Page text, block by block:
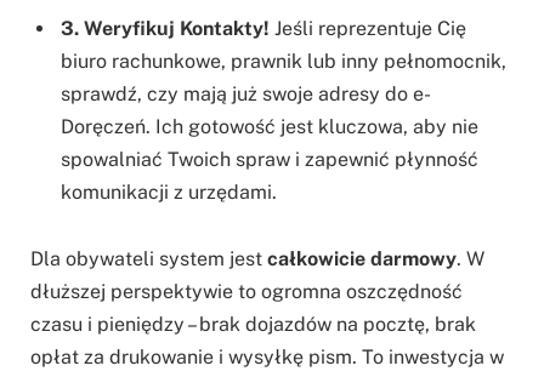
3. Weryfikuj Kontakty! Jeśli reprezentuje Cię
biuro rachunkowe, prawnik lub inny pełnomocnik,
sprawdź, czy mają już swoje adresy do e-
Doręczeń. Ich gotowość jest kluczowa, aby nie
spowalniać Twoich spraw i zapewnić płynność
komunikacji z urzędami.
Dla obywateli system jest całkowicie darmowy. W
dłuższej perspektywie to ogromna oszczędność
czasu i pieniędzy – brak dojazdów na pocztę, brak
opłat za drukowanie i wysyłkę pism. To inwestycja w